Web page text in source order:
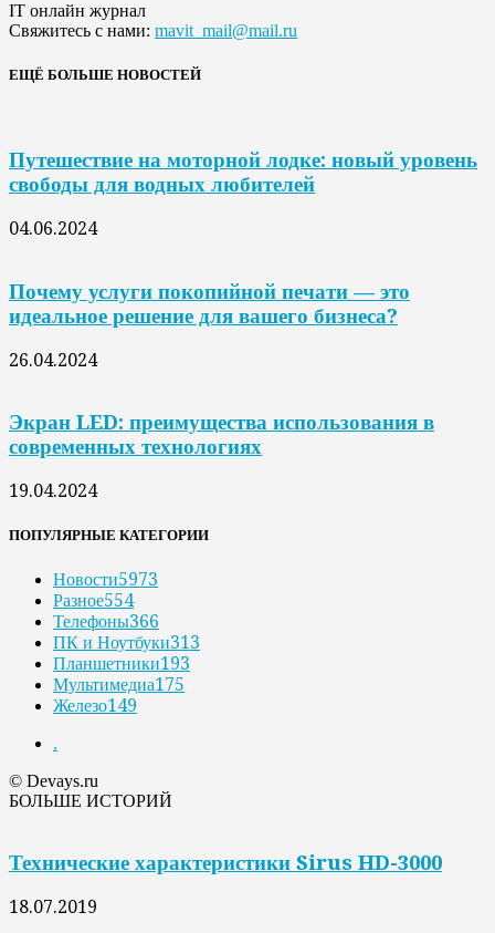
IT онлайн журнал
Свяжитесь с нами: mavit_mail@mail.ru
ЕЩЁ БОЛЬШЕ НОВОСТЕЙ
Путешествие на моторной лодке: новый уровень
свободы для водных любителей
04.06.2024
Почему услуги покопийной печати — это
идеальное решение для вашего бизнеса?
26.04.2024
Экран LED: преимущества использования в
современных технологиях
19.04.2024
ПОПУЛЯРНЫЕ КАТЕГОРИИ
Новости5973
Разное554
Телефоны366
ПК и Ноутбуки313
Планшетники193
Мультимедиа175
Железо149
.
© Devays.ru
БОЛЬШЕ ИСТОРИЙ
Технические характеристики Sirus HD-3000
18.07.2019